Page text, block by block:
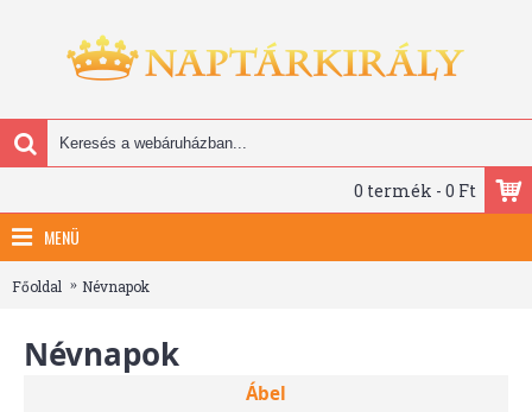
0 termék - 0 Ft
MENÜ
Főoldal Névnapok
Névnapok
Ábel